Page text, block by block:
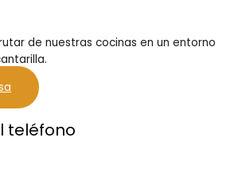
de nuestras cocinas en un entorno
teléfono